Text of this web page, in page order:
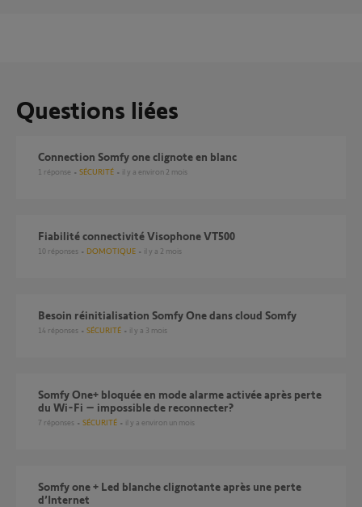
Questions liées
Connection Somfy one clignote en blanc
1 réponse SÉCURITÉ il y a environ 2 mois
Fiabilité connectivité Visophone VT500
10 réponses DOMOTIQUE il y a 2 mois
Besoin réinitialisation Somfy One dans cloud Somfy
14 réponses SÉCURITÉ il y a 3 mois
Somfy One+ bloquée en mode alarme activée après perte
du Wi-Fi – impossible de reconnecter?
7 réponses SÉCURITÉ il y a environ un mois
Somfy one + Led blanche clignotante après une perte
d’Internet